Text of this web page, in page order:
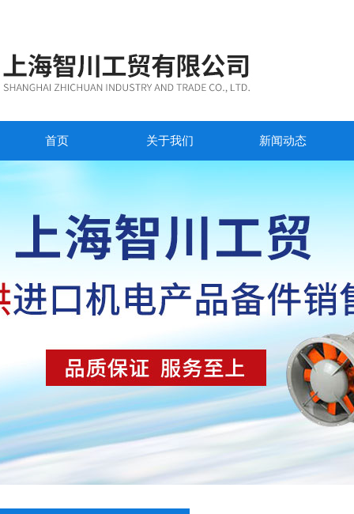
首页 关于我们 新闻动态